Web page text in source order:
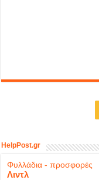
HelpPost.gr
Φυλλάδια - προσφορές
Λιντλ